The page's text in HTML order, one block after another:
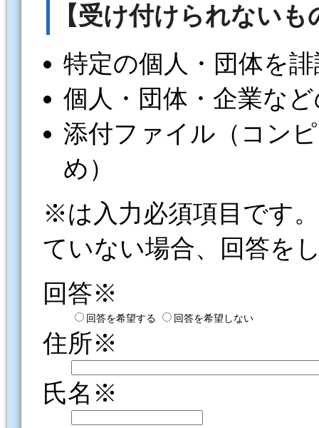
【受け付けられないも
特定の個人・団体を
個人・団体・企業な
添付ファイル（コン
め）
※は入力必須項目です
ていない場合、回答を
回答※
回答を希望する 回答を希望しない
住所※
氏名※